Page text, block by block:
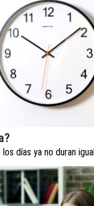
días ya no duran igual